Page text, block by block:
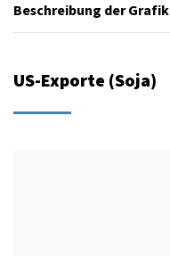
Beschreibung der Grafik
US-Exporte (Soja)